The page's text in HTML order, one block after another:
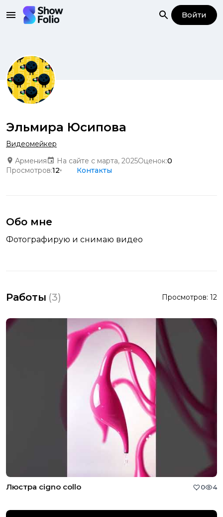
Войти
Эльмира Юсипова
Видеомейкер
Армения
На сайте с марта, 2025Оценок:0
Просмотров:12 Контакты
Обо мне
Фотографирую и снимаю видео
Работы (3) Просмотров: 12
Люстра cigno collo 0 4